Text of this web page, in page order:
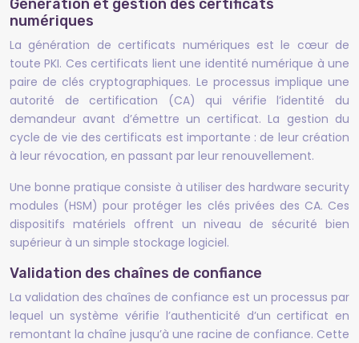
Génération et gestion des certificats
numériques
La génération de certificats numériques est le cœur de
toute PKI. Ces certificats lient une identité numérique à une
paire de clés cryptographiques. Le processus implique une
autorité de certification (CA) qui vérifie l’identité du
demandeur avant d’émettre un certificat. La gestion du
cycle de vie des certificats est importante : de leur création
à leur révocation, en passant par leur renouvellement.
Une bonne pratique consiste à utiliser des hardware security
modules (HSM) pour protéger les clés privées des CA. Ces
dispositifs matériels offrent un niveau de sécurité bien
supérieur à un simple stockage logiciel.
Validation des chaînes de confiance
La validation des chaînes de confiance est un processus par
lequel un système vérifie l’authenticité d’un certificat en
remontant la chaîne jusqu’à une racine de confiance. Cette